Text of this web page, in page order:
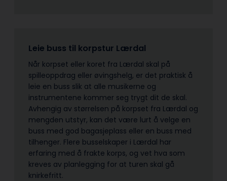
Leie buss til korpstur Lærdal
Når korpset eller koret fra Lærdal skal på
spilleoppdrag eller øvingshelg, er det praktisk å
leie en buss slik at alle musikerne og
instrumentene kommer seg trygt dit de skal.
Avhengig av størrelsen på korpset fra Lærdal og
mengden utstyr, kan det være lurt å velge en
buss med god bagasjeplass eller en buss med
tilhenger. Flere busselskaper i Lærdal har
erfaring med å frakte korps, og vet hva som
kreves av planlegging for at turen skal gå
knirkefritt.